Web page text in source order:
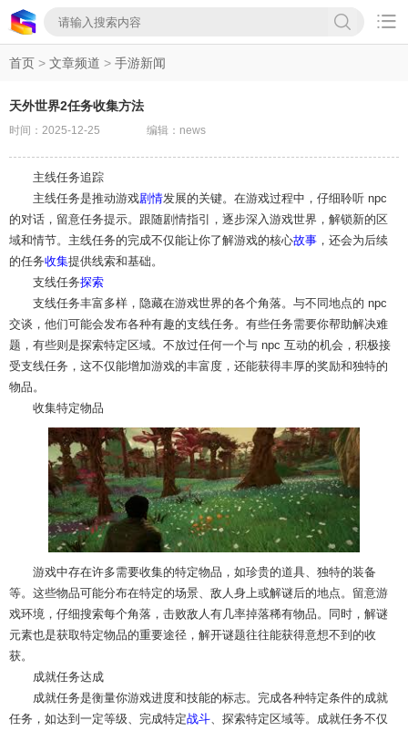

首页 > 文章频道 > 手游新闻
天外世界2任务收集方法
时间：2025-12-25 编辑：news
主线任务追踪
主线任务是推动游戏剧情发展的关键。在游戏过程中，仔细聆听 npc
的对话，留意任务提示。跟随剧情指引，逐步深入游戏世界，解锁新的区
域和情节。主线任务的完成不仅能让你了解游戏的核心故事 ，还会为后续
的任务收集提供线索和基础。
支线任务探索
支线任务丰富多样，隐藏在游戏世界的各个角落。与不同地点的 npc
交谈，他们可能会发布各种有趣的支线任务。有些任务需要你帮助解决难
题，有些则是探索特定区域。不放过任何一个与 npc 互动的机会，积极接
受支线任务，这不仅能增加游戏的丰富度，还能获得丰厚的奖励和独特的
物品。
收集特定物品
游戏中存在许多需要收集的特定物品，如珍贵的道具、独特的装备
等。这些物品可能分布在特定的场景、敌人身上或解谜后的地点。留意游
戏环境，仔细搜索每个角落，击败敌人有几率掉落稀有物品。同时，解谜
元素也是获取特定物品的重要途径，解开谜题往往能获得意想不到的收
获。
成就任务达成
成就任务是衡量你游戏进度和技能的标志。完成各种特定条件的成就
任务，如达到一定等级、完成特定战斗 、探索特定区域等。成就任务不仅